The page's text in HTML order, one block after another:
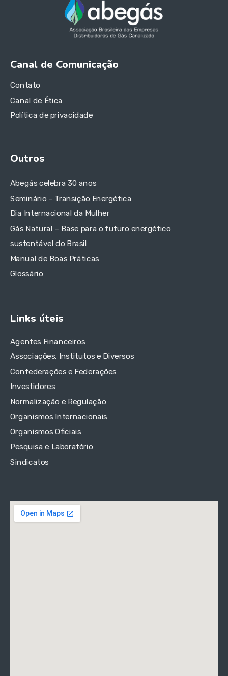
Canal de Comunicação
Contato
Canal de Ética
Política de privacidade
Outros
Abegás celebra 30 anos
Seminário – Transição Energética
Dia Internacional da Mulher
Gás Natural – Base para o futuro energético
sustentável do Brasil
Manual de Boas Práticas
Glossário
Links úteis
Agentes Financeiros
Associações, Institutos e Diversos
Confederações e Federações
Investidores
Normalização e Regulação
Organismos Internacionais
Organismos Oficiais
Pesquisa e Laboratório
Sindicatos